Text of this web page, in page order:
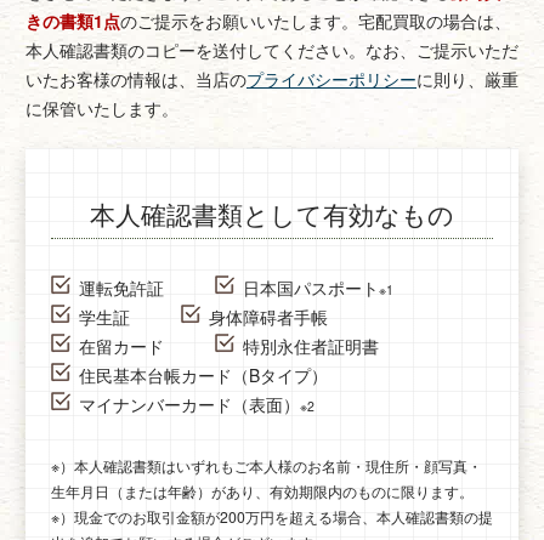
きの書類1点のご提示をお願いいたします。 宅配買取の場合は、
本人確認書類のコピーを送付してください。 なお、ご提示いただ
いたお客様の情報は、当店のプライバシーポリシーに則り、厳重
に保管いたします。
本人確認書類として有効なもの
運転免許証 日本国パスポート ※1
学生証
身体障碍者手帳
在留カード
特別永住者証明書
住民基本台帳カード（Bタイプ）
マイナンバーカード（表面） ※2
※）本人確認書類はいずれもご本人様のお名前・現住所・顔写真・
生年月日（または年齢）があり、有効期限内のものに限ります。
※）現金でのお取引金額が200万円を超える場合、本人確認書類の提